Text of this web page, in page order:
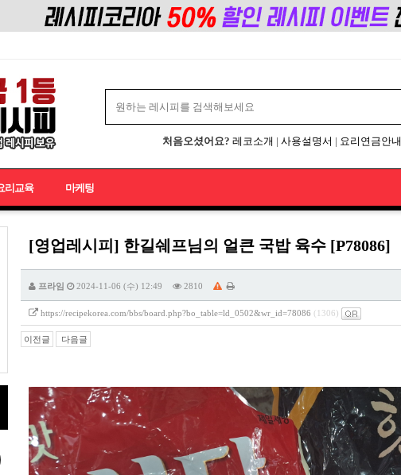
처음오셨어요? 레코소개 | 사용설명서 | 요리연금안내
리교육 마케팅
[영업레시피] 한길쉐프님의 얼큰 국밥 육수 [P78086]
프라임 2024-11-06 (수) 12:49 2810
https://recipekorea.com/bbs/board.php?bo_table=ld_0502&wr_id=78086 (1306)
이전글 다음글